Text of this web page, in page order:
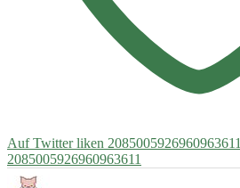
Auf Twitter liken 2085005926960963611
2085005926960963611